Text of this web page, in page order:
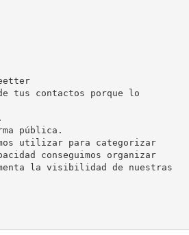
tus contactos porque lo
pública.
utilizar para categorizar
conseguimos organizar
la visibilidad de nuestras